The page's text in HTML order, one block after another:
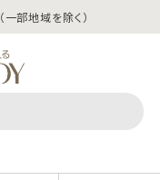
（一部地域を除く）